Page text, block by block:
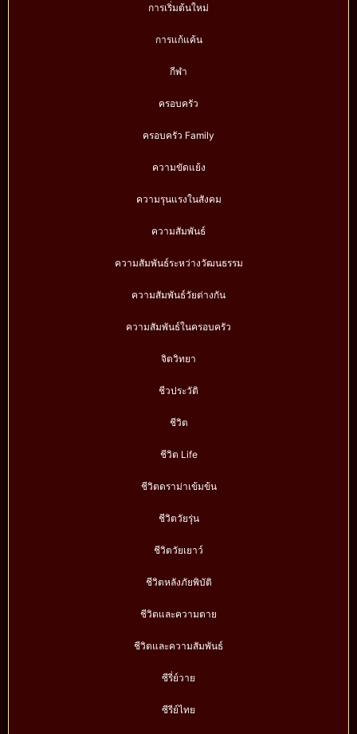
การเริ่มต้นใหม่
การแก้แค้น
กีฬา
ครอบครัว
ครอบครัว Family
ความขัดแย้ง
ความรุนแรงในสังคม
ความสัมพันธ์
ความสัมพันธ์ระหว่างวัฒนธรรม
ความสัมพันธ์วัยต่างกัน
ความสัมพันธ์ในครอบครัว
จิตวิทยา
ชีวประวัติ
ชีวิต
ชีวิต Life
ชีวิตดราม่าเข้มข้น
ชีวิตวัยรุ่น
ชีวิตวัยเยาว์
ชีวิตหลังภัยพิบัติ
ชีวิตและความตาย
ชีวิตและความสัมพันธ์
ซีรี่ย์วาย
ซีรีย์ไทย